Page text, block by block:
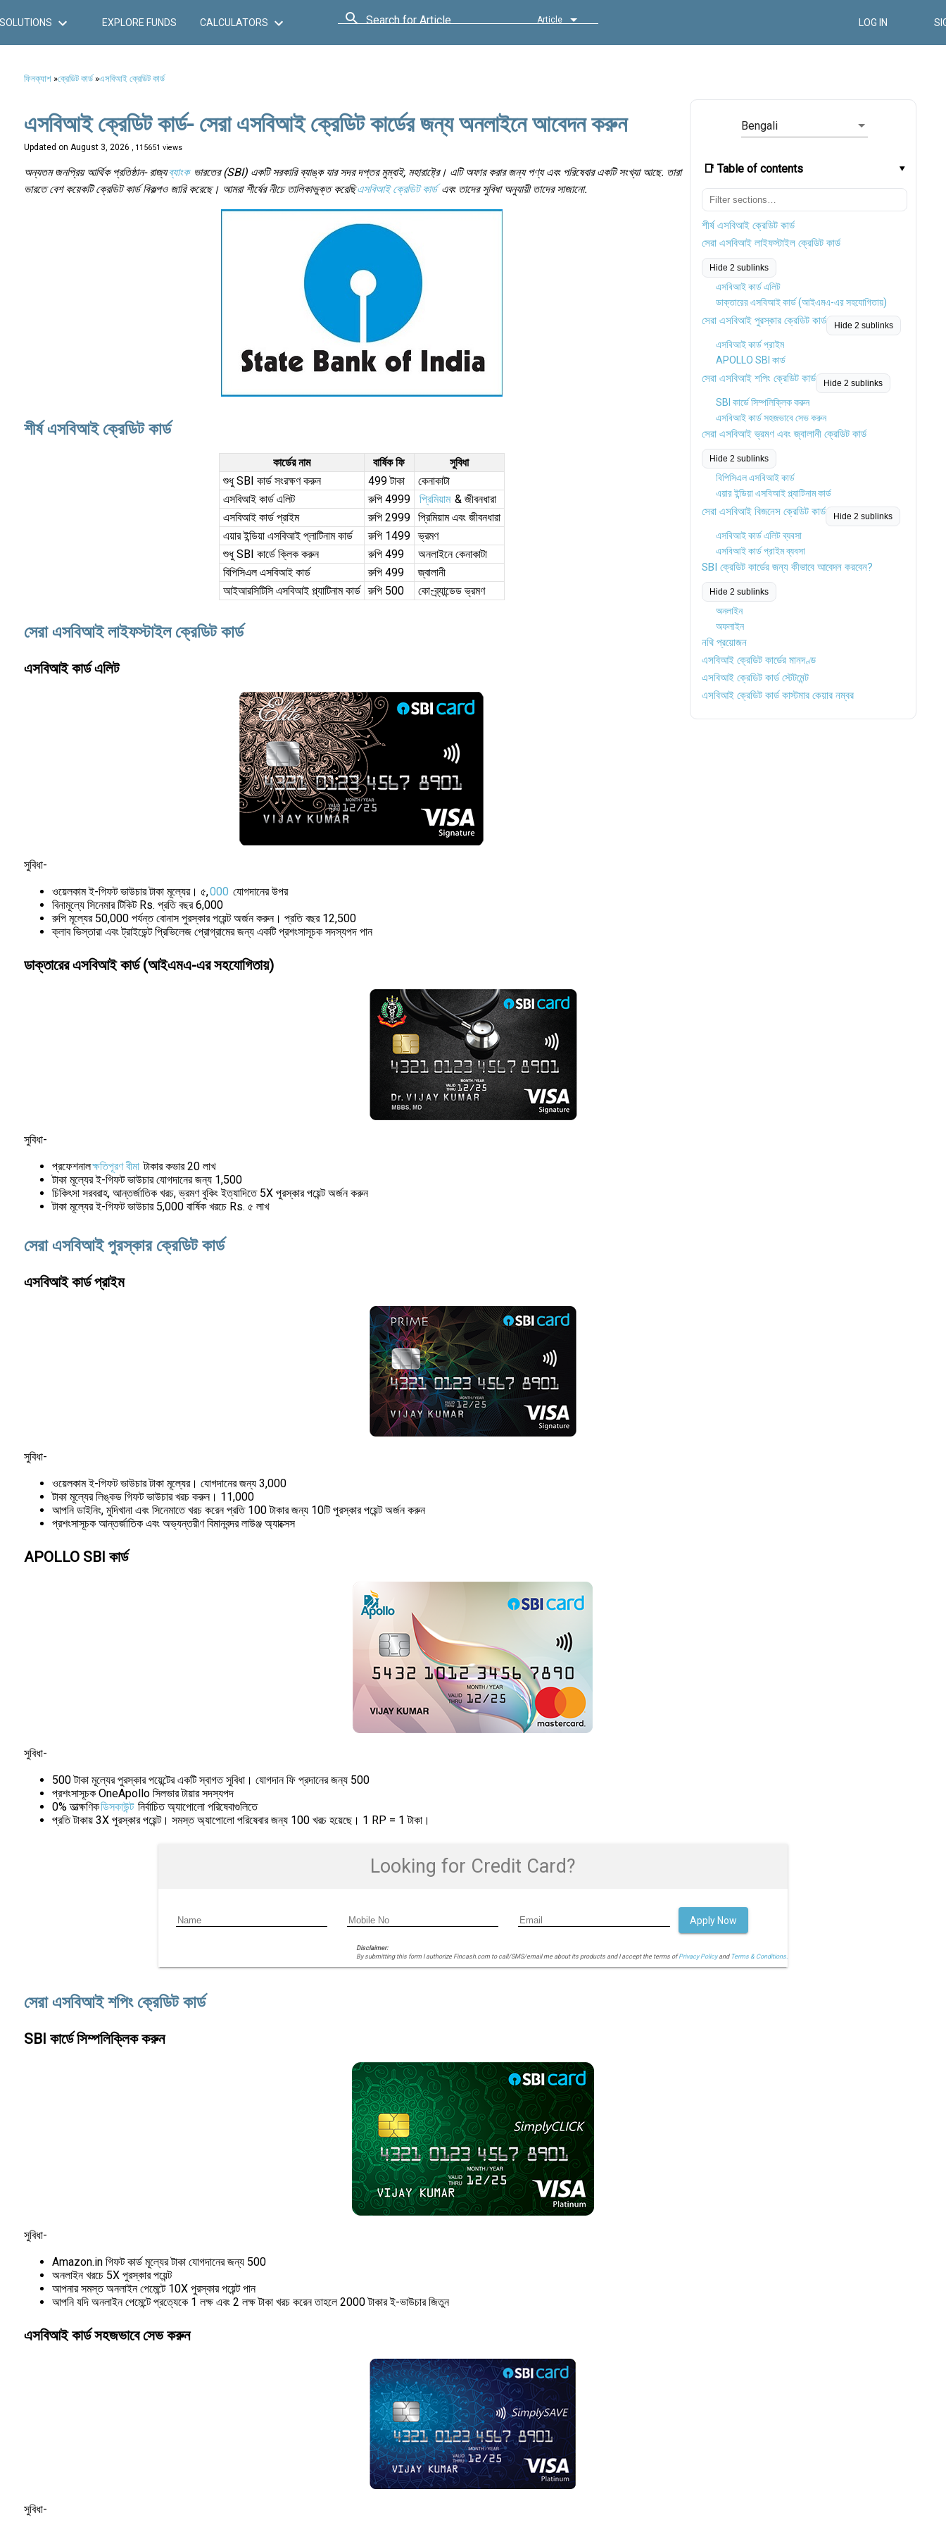
SOLUTIONS EXPLORE FUNDS CALCULATORS Search for Article Article LOG IN
ফিনক্যাশ»ক্রেডিট কার্ড»এসবিআই ক্রেডিট কার্ড
Bengali
📑 Table of contents
শীর্ষ এসবিআই ক্রেডিট কার্ড
সেরা এসবিআই লাইফস্টাইল ক্রেডিট কার্ড
Hide 2 sublinks
এসবিআই কার্ড এলিট
ডাক্তারের এসবিআই কার্ড (আইএমএ-এর সহযোগিতায়)
সেরা এসবিআই পুরস্কার ক্রেডিট কার্ড Hide 2 sublinks
এসবিআই কার্ড প্রাইম
APOLLO SBI কার্ড
সেরা এসবিআই শপিং ক্রেডিট কার্ড Hide 2 sublinks
SBI কার্ডে সিম্পলিক্লিক করুন
এসবিআই কার্ড সহজভাবে সেভ করুন
সেরা এসবিআই ভ্রমণ এবং জ্বালানী ক্রেডিট কার্ড
Hide 2 sublinks
বিপিসিএল এসবিআই কার্ড
এয়ার ইন্ডিয়া এসবিআই প্ল্যাটিনাম কার্ড
সেরা এসবিআই বিজনেস ক্রেডিট কার্ড Hide 2 sublinks
এসবিআই কার্ড এলিট ব্যবসা
এসবিআই কার্ড প্রাইম ব্যবসা
SBI ক্রেডিট কার্ডের জন্য কীভাবে আবেদন করবেন?
Hide 2 sublinks
অনলাইন
অফলাইন
নথি প্রয়োজন
এসবিআই ক্রেডিট কার্ডের মানদণ্ড
এসবিআই ক্রেডিট কার্ড স্টেটমেন্ট
এসবিআই ক্রেডিট কার্ড কাস্টমার কেয়ার নম্বর
এসবিআই ক্রেডিট কার্ড- সেরা এসবিআই ক্রেডিট কার্ডের জন্য অনলাইনে আবেদন করুন
Updated on August 3, 2026 , 115651 views
অন্যতম জনপ্রিয় আর্থিক প্রতিষ্ঠান- রাজ্যব্যাংকভারতের (SBI) একটি সরকারি ব্যাঙ্ক যার সদর দপ্তর মুম্বাই, মহারাষ্ট্রে। এটি অফার করার জন্য পণ্য এবং পরিষেবার একটি সংখ্যা আছে. তারা
ভারতে বেশ কয়েকটি ক্রেডিট কার্ড বিকল্পও জারি করেছে। আমরা শীর্ষের নীচে তালিকাভুক্ত করেছিএসবিআই ক্রেডিট কার্ডএবং তাদের সুবিধা অনুযায়ী তাদের সাজানো.
শীর্ষ এসবিআই ক্রেডিট কার্ড
কার্ডের নাম বার্ষিক ফি
সুবিধা
শুধু SBI কার্ড সংরক্ষণ করুন
499 টাকা
কেনাকাটা
এসবিআই কার্ড এলিট
রুপি 4999 প্রিমিয়াম & জীবনধারা
এসবিআই কার্ড প্রাইম
রুপি 2999 প্রিমিয়াম এবং জীবনধারা
এয়ার ইন্ডিয়া এসবিআই প্লাটিনাম কার্ড
রুপি 1499 ভ্রমণ
শুধু SBI কার্ডে ক্লিক করুন
রুপি 499
অনলাইনে কেনাকাটা
বিপিসিএল এসবিআই কার্ড
রুপি 499
জ্বালানী
আইআরসিটিসি এসবিআই প্ল্যাটিনাম কার্ড রুপি 500 কো-ব্র্যান্ডেড ভ্রমণ
সেরা এসবিআই লাইফস্টাইল ক্রেডিট কার্ড
এসবিআই কার্ড এলিট
সুবিধা-
ওয়েলকাম ই-গিফট ভাউচার টাকা মূল্যের। ৫,000 যোগদানের উপর
বিনামূল্যে সিনেমার টিকিট Rs. প্রতি বছর 6,000
রুপি মূল্যের 50,000 পর্যন্ত বোনাস পুরস্কার পয়েন্ট অর্জন করুন। প্রতি বছর 12,500
ক্লাব ভিস্তারা এবং ট্রাইডেন্ট প্রিভিলেজ প্রোগ্রামের জন্য একটি প্রশংসাসূচক সদস্যপদ পান
ডাক্তারের এসবিআই কার্ড (আইএমএ-এর সহযোগিতায়)
সুবিধা-
প্রফেশনালক্ষতিপূরণ বীমা টাকার কভার 20 লাখ
টাকা মূল্যের ই-গিফট ভাউচার যোগদানের জন্য 1,500
চিকিৎসা সরবরাহ, আন্তর্জাতিক খরচ, ভ্রমণ বুকিং ইত্যাদিতে 5X পুরস্কার পয়েন্ট অর্জন করুন
টাকা মূল্যের ই-গিফট ভাউচার 5,000 বার্ষিক খরচে Rs. ৫ লাখ
সেরা এসবিআই পুরস্কার ক্রেডিট কার্ড
এসবিআই কার্ড প্রাইম
সুবিধা-
ওয়েলকাম ই-গিফট ভাউচার টাকা মূল্যের। যোগদানের জন্য 3,000
টাকা মূল্যের লিঙ্কড গিফট ভাউচার খরচ করুন। 11,000
আপনি ডাইনিং, মুদিখানা এবং সিনেমাতে খরচ করেন প্রতি 100 টাকার জন্য 10টি পুরস্কার পয়েন্ট অর্জন করুন
প্রশংসাসূচক আন্তর্জাতিক এবং অভ্যন্তরীণ বিমানবন্দর লাউঞ্জ অ্যাক্সেস
APOLLO SBI কার্ড
সুবিধা-
500 টাকা মূল্যের পুরস্কার পয়েন্টের একটি স্বাগত সুবিধা। যোগদান ফি প্রদানের জন্য 500
প্রশংসাসূচক OneApollo সিলভার টায়ার সদস্যপদ
0% তাত্ক্ষণিকডিসকাউন্ট নির্বাচিত অ্যাপোলো পরিষেবাগুলিতে
প্রতি টাকায় 3X পুরস্কার পয়েন্ট। সমস্ত অ্যাপোলো পরিষেবার জন্য 100 খরচ হয়েছে। 1 RP = 1 টাকা।
Looking for Credit Card?
Disclaimer:
By submitting this form I authorize Fincash.com to call/SMS/email me about its products and I accept the terms ofPrivacy Policyand Terms & Conditions.
Apply Now
সেরা এসবিআই শপিং ক্রেডিট কার্ড
SBI কার্ডে সিম্পলিক্লিক করুন
সুবিধা-
Amazon.in গিফট কার্ড মূল্যের টাকা যোগদানের জন্য 500
অনলাইন খরচে 5X পুরস্কার পয়েন্ট
আপনার সমস্ত অনলাইন পেমেন্টে 10X পুরস্কার পয়েন্ট পান
আপনি যদি অনলাইন পেমেন্টে প্রত্যেকে 1 লক্ষ এবং 2 লক্ষ টাকা খরচ করেন তাহলে 2000 টাকার ই-ভাউচার জিতুন
এসবিআই কার্ড সহজভাবে সেভ করুন
সুবিধা-